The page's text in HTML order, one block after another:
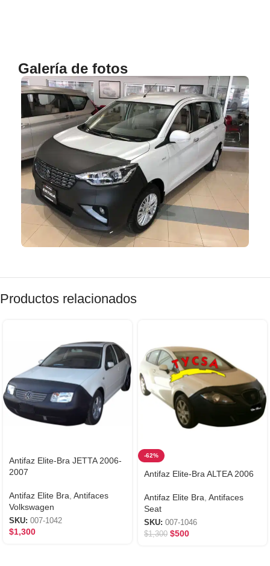
Galería de fotos
Productos relacionados
Antifaz Elite-Bra JETTA 2006-
2007
Antifaz Elite Bra Antifaces
Volkswagen
SKU: 007-1042
$1,300
-62%
Antifaz Elite-Bra ALTEA 2006
Antifaz Elite Bra Antifaces
Seat
SKU: 007-1046
$1,300 $500